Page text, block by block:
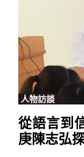
人物訪談
從語言到
庚陳志弘